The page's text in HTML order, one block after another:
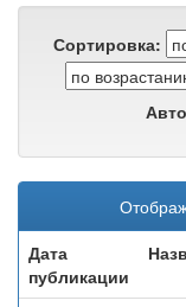
Сортировка:
Дата
публикации